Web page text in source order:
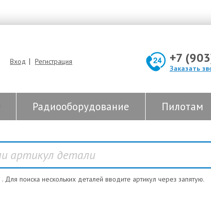
Вход | Регистрация +7
Заказать
Радиооборудование Пилотам
. Для поиска нескольких деталей вводите артикул через запятую.